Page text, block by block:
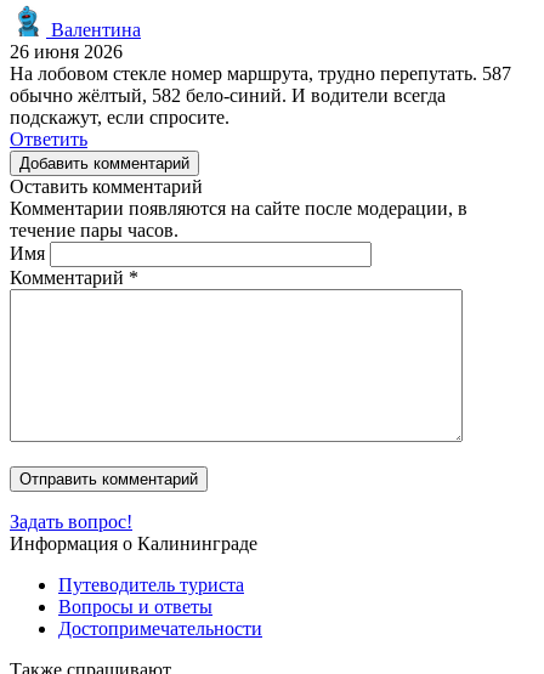
Валентина
26 июня 2026
На лобовом стекле номер маршрута, трудно перепутать. 587
обычно жёлтый, 582 бело-синий. И водители всегда
подскажут, если спросите.
Ответить
Добавить комментарий
Оставить комментарий
Комментарии появляются на сайте после модерации, в
течение пары часов.
Имя
Комментарий *
Задать вопрос!
Информация о Калининграде
Путеводитель туриста
Вопросы и ответы
Достопримечательности
Также спрашивают